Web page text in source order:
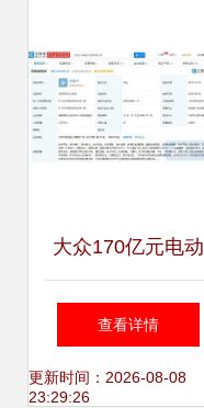
大众170亿元电动
汽车超级工厂竣工
投产，八大快讯聚
查看详情
更新时间：2026-08-08
23:29:26